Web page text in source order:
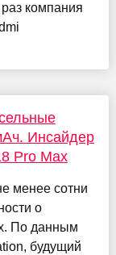
компания
Инсайдер
Pro Max
менее сотни
о
По данным
будущий